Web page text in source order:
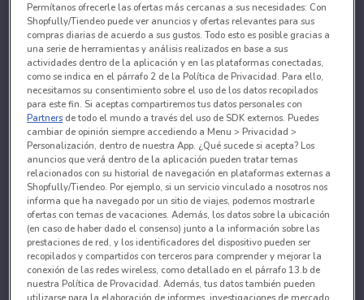
Permítanos ofrecerle las ofertas más cercanas a sus necesidades: Con
Shopfully/Tiendeo puede ver anuncios y ofertas relevantes para sus
compras diarias de acuerdo a sus gustos. Todo esto es posible gracias a
una serie de herramientas y análisis realizados en base a sus
actividades dentro de la aplicación y en las plataformas conectadas,
como se indica en el párrafo 2 de la Política de Privacidad. Para ello,
necesitamos su consentimiento sobre el uso de los datos recopilados
para este fin. Si aceptas compartiremos tus datos personales con
Partners de todo el mundo a través del uso de SDK externos. Puedes
cambiar de opinión siempre accediendo a Menu > Privacidad >
Personalización, dentro de nuestra App. ¿Qué sucede si acepta? Los
anuncios que verá dentro de la aplicación pueden tratar temas
relacionados con su historial de navegación en plataformas externas a
Shopfully/Tiendeo. Por ejemplo, si un servicio vinculado a nosotros nos
informa que ha navegado por un sitio de viajes, podemos mostrarle
ofertas con temas de vacaciones. Además, los datos sobre la ubicación
(en caso de haber dado el consenso) junto a la información sobre las
prestaciones de red, y los identificadores del dispositivo pueden ser
recopilados y compartidos con terceros para comprender y mejorar la
conexión de las redes wireless, como detallado en el párrafo 13.b de
nuestra Política de Provacidad. Además, tus datos también pueden